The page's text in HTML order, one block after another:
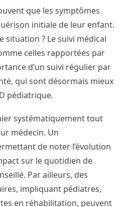
que les symptômes
initiale de leur enfant.
situation ? Le suivi médical
celles rapportées par
d’un suivi régulier par
qui sont désormais mieux
pédiatrique.
systématiquement tout
médecin. Un
de noter l’évolution
sur le quotidien de
Par ailleurs, des
impliquant pédiatres,
en réhabilitation, peuvent